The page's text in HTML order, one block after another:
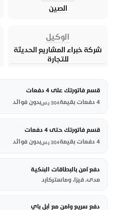
الصين
الوكيل
شركة خبراء المشاريع الحديثة
للتجارة
قسم فاتورتك على 4 دفعات
4 دفعات بقيمة
304 ر.سبدون فوائد
قسم فاتورتك حتى 4 دفعات
4 دفعات بقيمة
304 ر.سبدون فوائد
دفع آمن بالبطاقات البنكية
مدى، فيزا، وماستركارد
دفع سريع وآمن مع أبل باي